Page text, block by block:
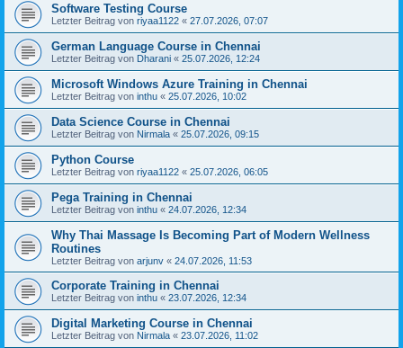
Software Testing Course
Letzter Beitrag von riyaa1122 « 27.07.2026, 07:07
German Language Course in Chennai
Letzter Beitrag von Dharani « 25.07.2026, 12:24
Microsoft Windows Azure Training in Chennai
Letzter Beitrag von inthu « 25.07.2026, 10:02
Data Science Course in Chennai
Letzter Beitrag von Nirmala « 25.07.2026, 09:15
Python Course
Letzter Beitrag von riyaa1122 « 25.07.2026, 06:05
Pega Training in Chennai
Letzter Beitrag von inthu « 24.07.2026, 12:34
Why Thai Massage Is Becoming Part of Modern Wellness
Routines
Letzter Beitrag von arjunv « 24.07.2026, 11:53
Corporate Training in Chennai
Letzter Beitrag von inthu « 23.07.2026, 12:34
Digital Marketing Course in Chennai
Letzter Beitrag von Nirmala « 23.07.2026, 11:02